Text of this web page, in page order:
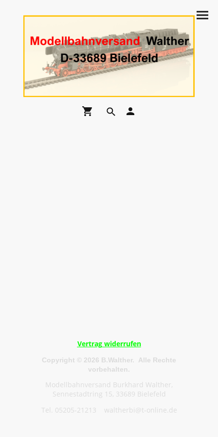
Vertrag widerrufen
Copyright © 2026 B.Walther. Alle Rechte
vorbehalten.
Modellbahnversand Burkhard Walther,
Sennestadtring 15, 33689 Bielefeld
Tel. 05205-21213 waltherbi@t-online.de